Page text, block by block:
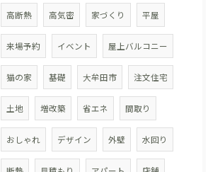
高断熱 高気密 家づくり 平屋
来場予約 イベント 屋上バルコニー
猫の家 基礎 大牟田市 注文住宅
土地 増改築 省エネ 間取り
おしゃれ デザイン 外壁 水回り